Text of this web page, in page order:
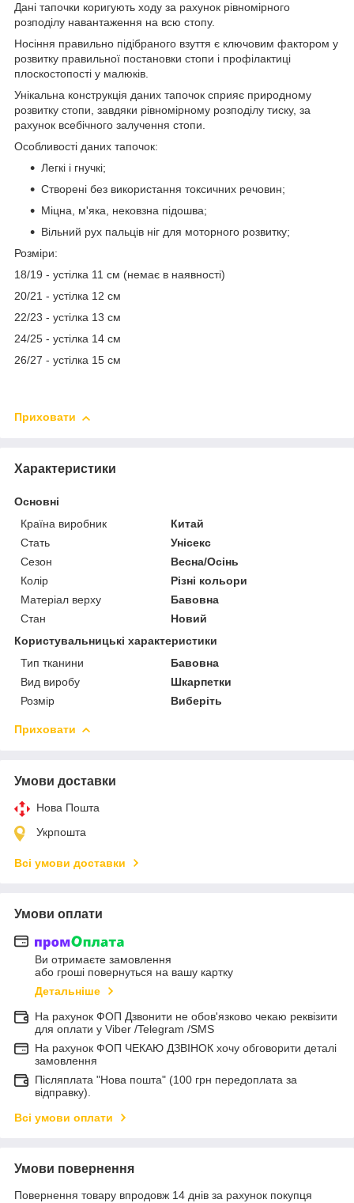
Дані тапочки коригують ходу за рахунок рівномірного
розподілу навантаження на всю стопу.
Носіння правильно підібраного взуття є ключовим фактором у
розвитку правильної постановки стопи і профілактиці
плоскостопості у малюків.
Унікальна конструкція даних тапочок сприяє природному
розвитку стопи, завдяки рівномірному розподілу тиску, за
рахунок всебічного залучення стопи.
Особливості даних тапочок:
Легкі і гнучкі;
Створені без використання токсичних речовин;
Міцна, м'яка, нековзна підошва;
Вільний рух пальців ніг для моторного розвитку;
Розміри:
18/19 - устілка 11 см (немає в наявності)
20/21 - устілка 12 см
22/23 - устілка 13 см
24/25 - устілка 14 см
26/27 - устілка 15 см
Приховати
Характеристики
Основні
Країна виробник
Китай
Стать
Унісекс
Сезон
Весна/Осінь
Колір
Різні кольори
Матеріал верху
Бавовна
Стан
Новий
Користувальницькі характеристики
Тип тканини
Бавовна
Вид виробу
Шкарпетки
Розмір
Виберіть
Приховати
Умови доставки
Нова Пошта
Укрпошта
Всі умови доставки
Умови оплати
Ви отримаєте замовлення
або гроші повернуться на вашу картку
Детальніше
На рахунок ФОП Дзвонити не обов'язково чекаю реквізити
для оплати у Viber /Telegram /SMS
На рахунок ФОП ЧЕКАЮ ДЗВІНОК хочу обговорити деталі
замовлення
Післяплата "Нова пошта" (100 грн передоплата за
відправку).
Всі умови оплати
Умови повернення
Повернення товару впродовж 14 днів за рахунок покупця